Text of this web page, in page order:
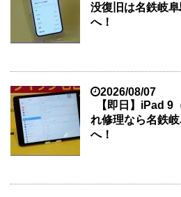
没復旧は名鉄岐
へ！
2026/08/07
【即日】iPad 9
れ修理なら名鉄
へ！